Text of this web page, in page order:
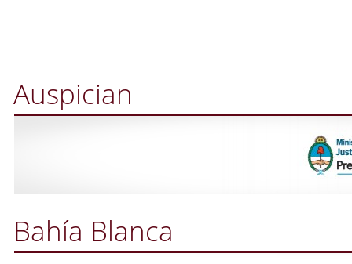
Auspician
Bahía Blanca